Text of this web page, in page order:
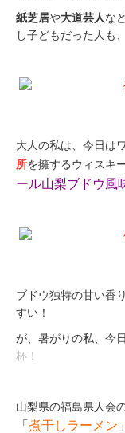
紙芝居や大道芸人な
し子どもだった人も
大人の私は、今日は
所を擁するウィスキ
ール山梨ブドウ風
ブドウ独特の甘い香
すい！
が、暑がりの私、今
杯！
山梨県の福島県人会
「 煮干しラーメン 」